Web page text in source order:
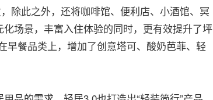
此之外，还将咖啡馆、便利店、小酒馆、冥
场景，丰富入住体验的同时，更有效提升了坪
早餐品类上，增加了创意塔可、酸奶芭菲、轻